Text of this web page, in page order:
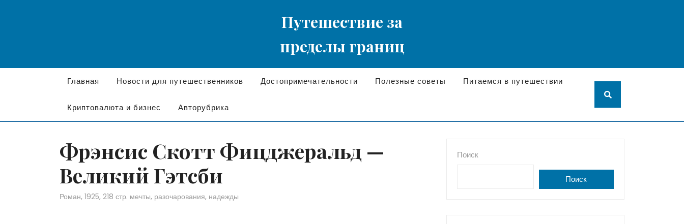
Путешествие за
пределы границ
Главная Новости для путешественников Достопримечательности Полезные советы Питаемся в путешествии
Криптовалюта и бизнес Авторубрика
Фрэнсис Скотт Фицджеральд —
Великий Гэтсби
Роман, 1925, 218 стр. мечты, разочарования, надежды
Поиск
Поиск